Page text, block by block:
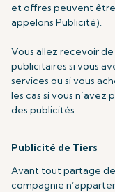
et offres peuvent
appelons Publicité).
Vous allez recevoir
publicitaires si vous
services ou si vous
les cas si vous
des publicités.
Publicité de Tiers
Avant tout partage
compagnie